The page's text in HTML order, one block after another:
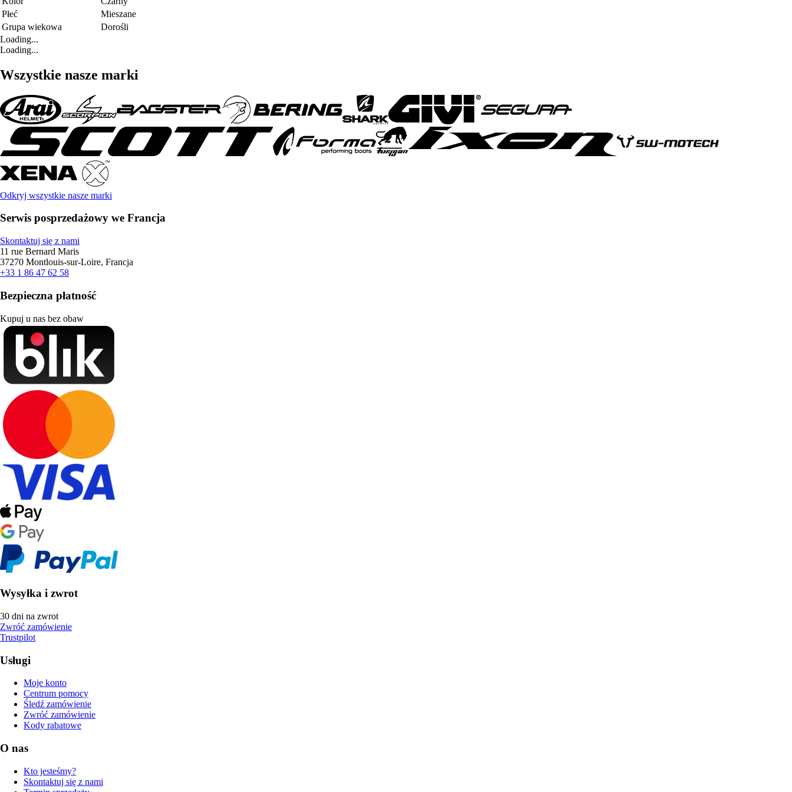
Płeć
Mieszane
Grupa wiekowa
Dorośli
Loading...
Loading...
Wszystkie nasze marki
Odkryj wszystkie nasze marki
Serwis posprzedażowy we Francja
Skontaktuj się z nami
11 rue Bernard Maris
37270 Montlouis-sur-Loire, Francja
+33 1 86 47 62 58
Bezpieczna płatność
Kupuj u nas bez obaw
Wysyłka i zwrot
30 dni na zwrot
Zwróć zamówienie
Trustpilot
Usługi
Moje konto
Centrum pomocy
Śledź zamówienie
Zwróć zamówienie
Kody rabatowe
O nas
Kto jesteśmy?
Skontaktuj się z nami